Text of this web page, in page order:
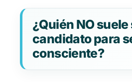
¿Quién NO
candidato para
consciente?